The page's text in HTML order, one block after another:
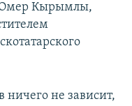
Кырымлы,
ничего не зависит,